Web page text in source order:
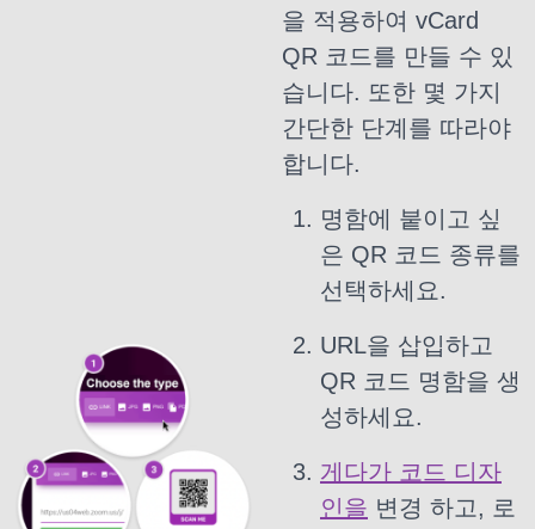
을 적용하여 vCard
QR 코드를 만들 수 있
습니다. 또한 몇 가지
간단한 단계를 따라야
합니다.
명함에 붙이고 싶
은 QR 코드 종류를
선택하세요.
URL을 삽입하고
QR 코드 명함을 생
성하세요.
게다가 코드 디자
인을 변경 하고, 로